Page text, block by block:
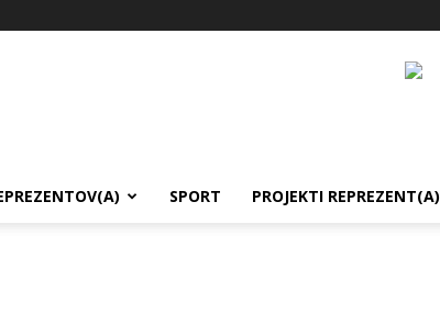
SPORT PROJEKTI REPREZENT(A)